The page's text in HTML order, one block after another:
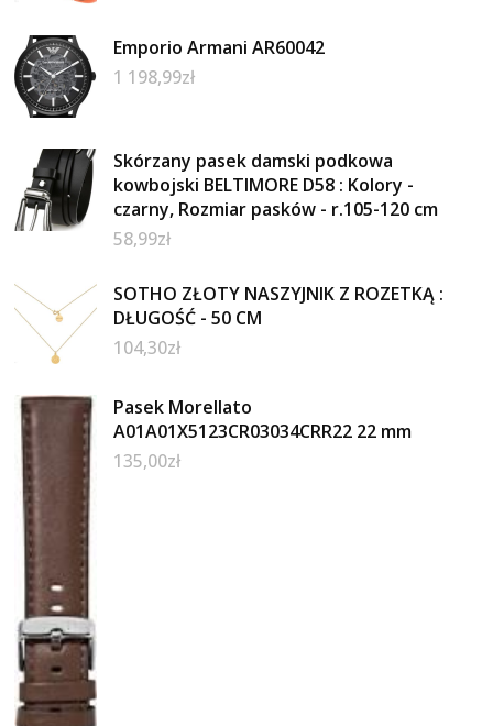
Emporio Armani AR60042
1 198,99zł
Skórzany pasek damski podkowa
kowbojski BELTIMORE D58 : Kolory -
czarny, Rozmiar pasków - r.105-120 cm
58,99zł
SOTHO ZŁOTY NASZYJNIK Z ROZETKĄ :
DŁUGOŚĆ - 50 CM
104,30zł
Pasek Morellato
A01A01X5123CR03034CRR22 22 mm
135,00zł